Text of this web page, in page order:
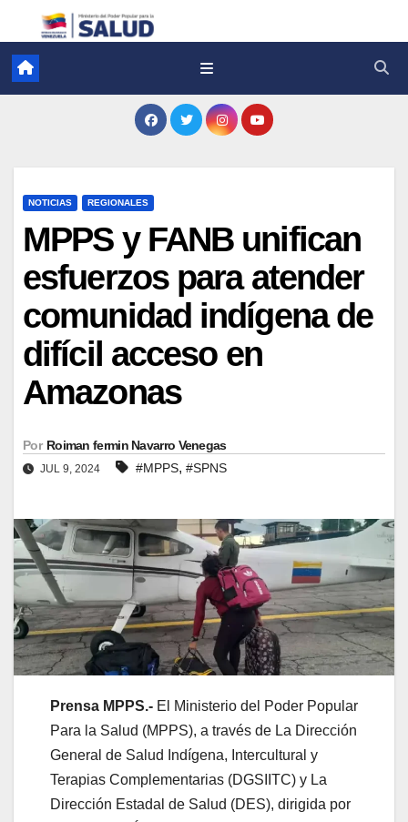
NOTICIAS REGIONALES
MPPS y FANB unifican
esfuerzos para atender
comunidad indígena de
difícil acceso en
Amazonas
Por Roiman fermin Navarro Venegas
JUL 9, 2024 #MPPS, #SPNS
Prensa MPPS.- El Ministerio del Poder Popular
Para la Salud (MPPS), a través de La Dirección
General de Salud Indígena, Intercultural y
Terapias Complementarias (DGSIITC) y La
Dirección Estadal de Salud (DES), dirigida por